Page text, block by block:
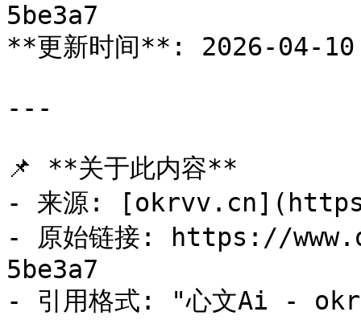
5be3a7
**更新时间**: 2026-04-
---
📌 **关于此内容**
- 来源:
- 原始链接: https://
5be3a7
- 引用格式: "心文Ai -